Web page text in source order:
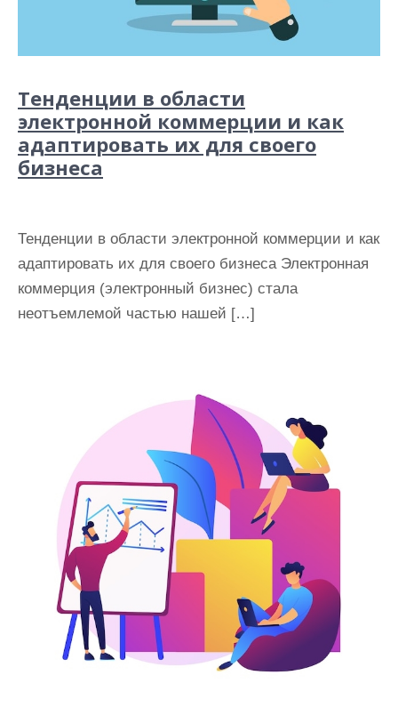
Тенденции в области
электронной коммерции и как
адаптировать их для своего
бизнеса
Тенденции в области электронной коммерции и как
адаптировать их для своего бизнеса Электронная
коммерция (электронный бизнес) стала
неотъемлемой частью нашей […]